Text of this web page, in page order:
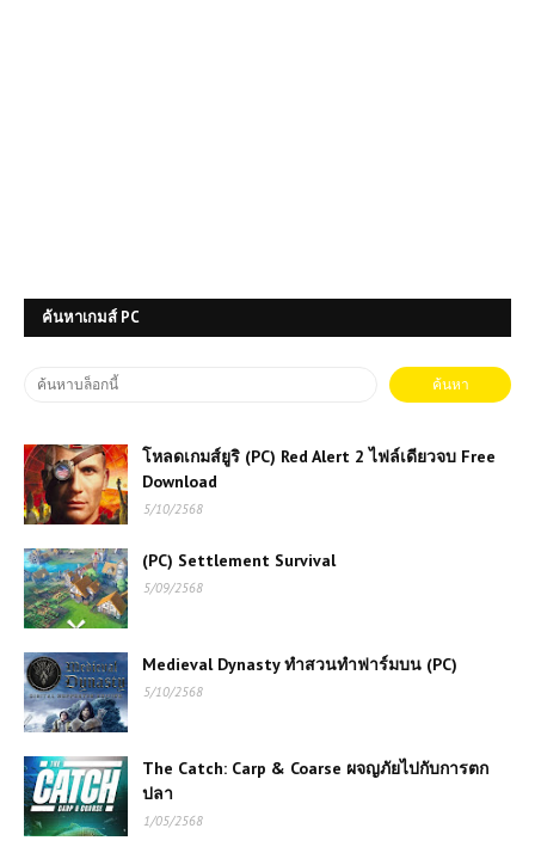
ค้นหาเกมส์ PC
โหลดเกมส์ยูริ (PC) Red Alert 2 ไฟล์เดียวจบ Free
Download
5/10/2568
(PC) Settlement Survival
5/09/2568
Medieval Dynasty ทำสวนทำฟาร์มบน (PC)
5/10/2568
The Catch: Carp & Coarse ผจญภัยไปกับการตก
ปลา
1/05/2568